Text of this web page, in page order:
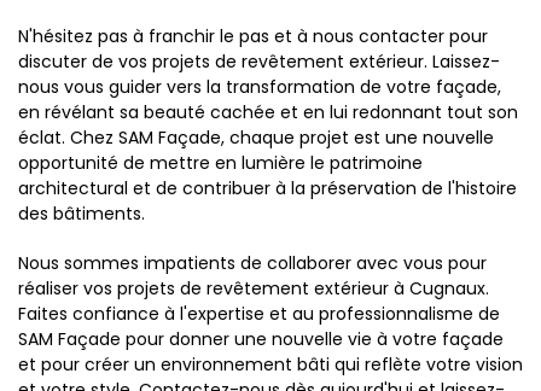
N'hésitez pas à franchir le pas et à nous contacter pour
discuter de vos projets de revêtement extérieur. Laissez-
nous vous guider vers la transformation de votre façade,
en révélant sa beauté cachée et en lui redonnant tout son
éclat. Chez SAM Façade, chaque projet est une nouvelle
opportunité de mettre en lumière le patrimoine
architectural et de contribuer à la préservation de l'histoire
des bâtiments.
Nous sommes impatients de collaborer avec vous pour
réaliser vos projets de revêtement extérieur à Cugnaux.
Faites confiance à l'expertise et au professionnalisme de
SAM Façade pour donner une nouvelle vie à votre façade
et pour créer un environnement bâti qui reflète votre vision